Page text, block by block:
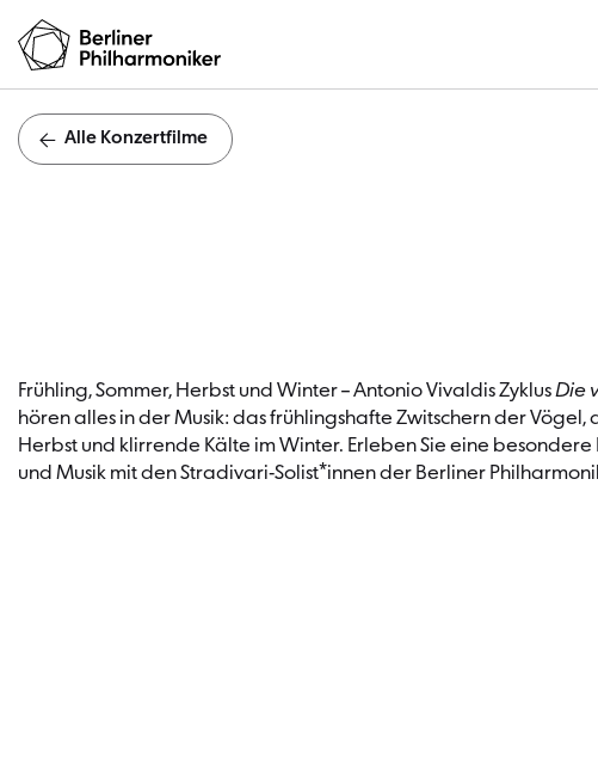
Alle Konzertfilme
Frühling, Sommer, Herbst und Winter – Antonio Vivaldis ZyklusDie
hören alles in der Musik: das frühlingshafte Zwitschern der
Herbst und klirrende Kälte im Winter. Erleben Sie eine
und Musik mit den Stradivari-Solist*innen der Berliner